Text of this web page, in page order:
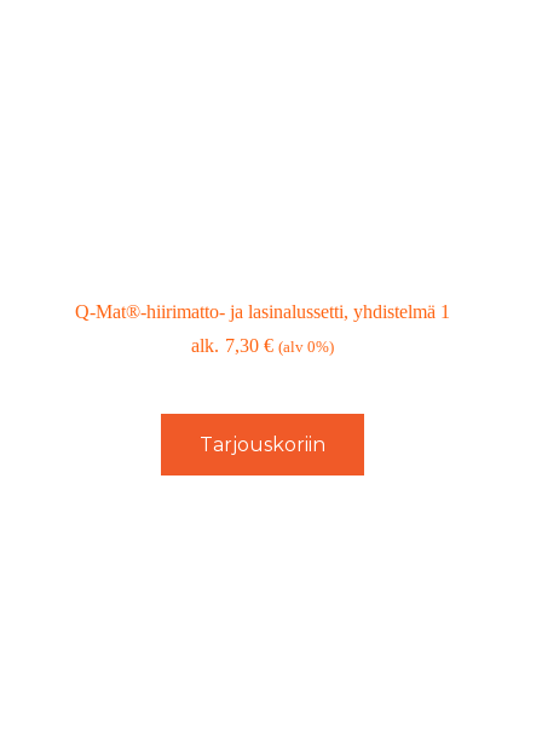
Q-Mat®-hiirimatto- ja lasinalussetti, yhdistelmä 1
7,30€ (alv 0%)
Tarjouskoriin